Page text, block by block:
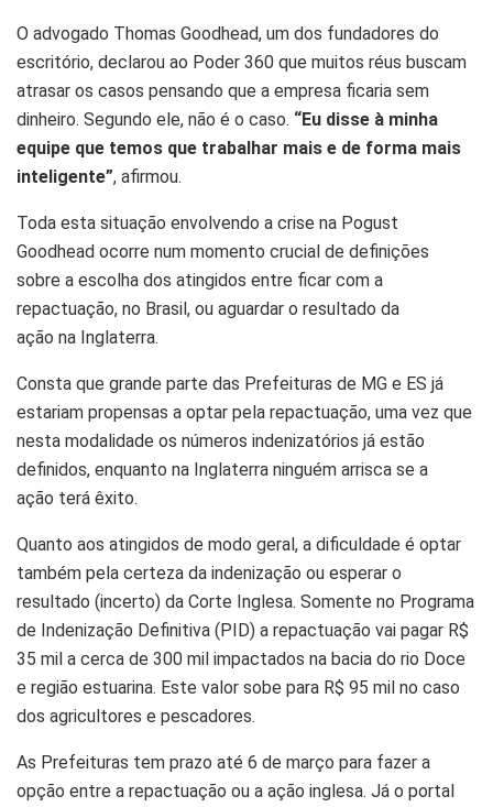
O advogado Thomas Goodhead, um dos fundadores do
escritório, declarou ao Poder 360 que muitos réus buscam
atrasar os casos pensando que a empresa ficaria sem
dinheiro. Segundo ele, não é o caso. “Eu disse à minha
equipe que temos que trabalhar mais e de forma mais
inteligente”, afirmou.
Toda esta situação envolvendo a crise na Pogust
Goodhead ocorre num momento crucial de definições
sobre a escolha dos atingidos entre ficar com a
repactuação, no Brasil, ou aguardar o resultado da
ação na Inglaterra.
Consta que grande parte das Prefeituras de MG e ES já
estariam propensas a optar pela repactuação, uma vez que
nesta modalidade os números indenizatórios já estão
definidos, enquanto na Inglaterra ninguém arrisca se a
ação terá êxito.
Quanto aos atingidos de modo geral, a dificuldade é optar
também pela certeza da indenização ou esperar o
resultado (incerto) da Corte Inglesa. Somente no Programa
de Indenização Definitiva (PID) a repactuação vai pagar R$
35 mil a cerca de 300 mil impactados na bacia do rio Doce
e região estuarina. Este valor sobe para R$ 95 mil no caso
dos agricultores e pescadores.
As Prefeituras tem prazo até 6 de março para fazer a
opção entre a repactuação ou a ação inglesa. Já o portal